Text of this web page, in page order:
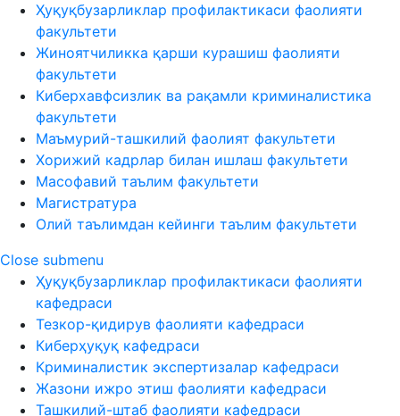
Ҳуқуқбузарликлар профилактикаси фаолияти
факультети
Жиноятчиликка қарши курашиш фаолияти
факультети
Киберхавфсизлик ва рақамли криминалистика
факультети
Маъмурий-ташкилий фаолият факультети
Хорижий кадрлар билан ишлаш факультети
Масофавий таълим факультети
Магистратура
Олий таълимдан кейинги таълим факультети
Close submenu
Ҳуқуқбузарликлар профилактикаси фаолияти
кафедраси
Тезкор-қидирув фаолияти кафедраси
Киберҳуқуқ кафедраси
Криминалистик экспертизалар кафедраси
Жазони ижро этиш фаолияти кафедраси
Ташкилий-штаб фаолияти кафедраси